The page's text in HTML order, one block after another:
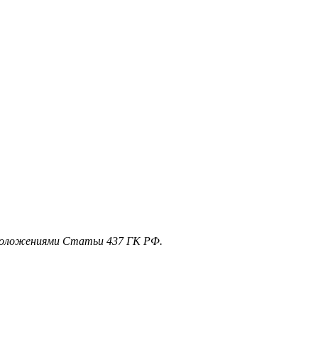
положениями Статьи 437 ГК РФ.